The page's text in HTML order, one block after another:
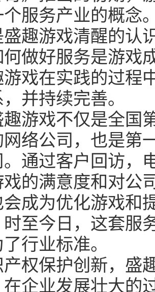
服务产业的概念
趣游戏清醒的认
做好服务是游戏
戏在实践的过程
并持续完善。
游戏不仅是全国
络公司，也是第
通过客户回访，
的满意度和对公
成为优化游戏和
至今日，这套服
行业标准。
权保护创新，盛
企业发展壮大的